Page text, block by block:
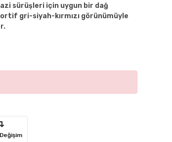
sürüşleri için uygun bir dağ
gri-siyah-kırmızı görünümüyle